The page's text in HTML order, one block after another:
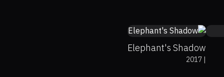
Elephant's Shadow
|
2017